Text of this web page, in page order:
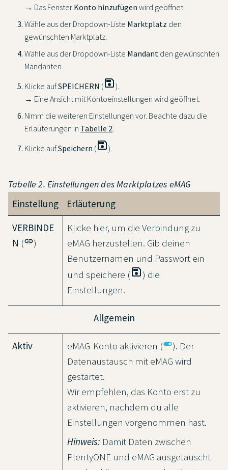
→ Das Fenster Konto hinzufügen wird geöffnet.
Wähle aus der Dropdown-Liste Marktplatz den
gewünschten Marktplatz.
Wähle aus der Dropdown-Liste Mandant den gewünschten
Mandanten.
Klicke aufSPEICHERN (save).
→ Eine Ansicht mit Kontoeinstellungen wird geöffnet.
Nimm die weiteren Einstellungen vor. Beachte dazu die
Erläuterungen in Tabelle 2
Klicke aufSpeichern (save).
Tabelle 2. Einstellungen des Marktplatzes eMAG
Einstellung
Erläuterung
VERBINDE
N (link)
Klicke hier, um die Verbindung zu
eMAG herzustellen. Gib deinen
Benutzernamen und Passwort ein
und speichere (save) die
Einstellungen.
Allgemein
Aktiv eMAG-Konto aktivieren (toggle_on). Der
Datenaustausch mit eMAG wird
gestartet.
Wir empfehlen, das Konto erst zu
aktivieren, nachdem du alle
Einstellungen vorgenommen hast.
Hinweis: Damit Daten zwischen
PlentyONE und eMAG ausgetauscht